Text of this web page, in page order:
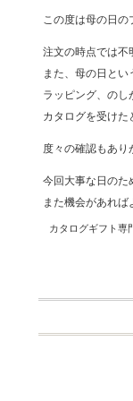
この度は母の日の
注文の時点では不
また、母の日と
ラッピング、のし
カタログを受けた
度々の確認もあり
今回大事な日のた
また機会があれば
カタログギフト